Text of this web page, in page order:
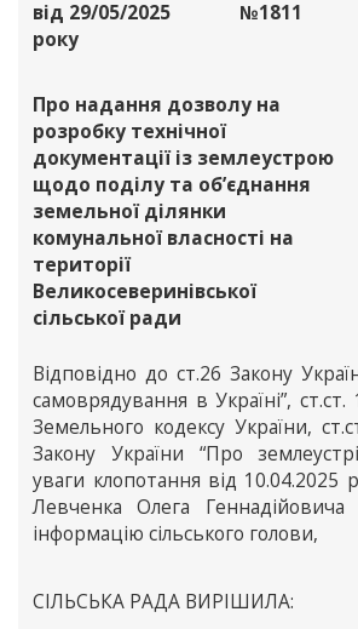
від 29/05/2025
року
№1811
Про надання дозволу на
розробку технічної
документації із землеустрою
щодо поділу та об’єднання
земельної ділянки
комунальної власності на
території
Великосеверинівської
сільської ради
Відповідно до ст.26 Закону
самоврядування в Україні”,
Земельного кодексу України,
Закону України “Про
уваги клопотання від
Левченка Олега
інформацію сільського голови,
СІЛЬСЬКА РАДА ВИРІШИЛА: